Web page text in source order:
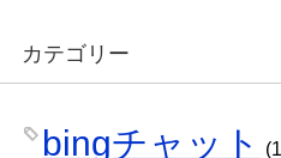
カテゴリー
bingチャット